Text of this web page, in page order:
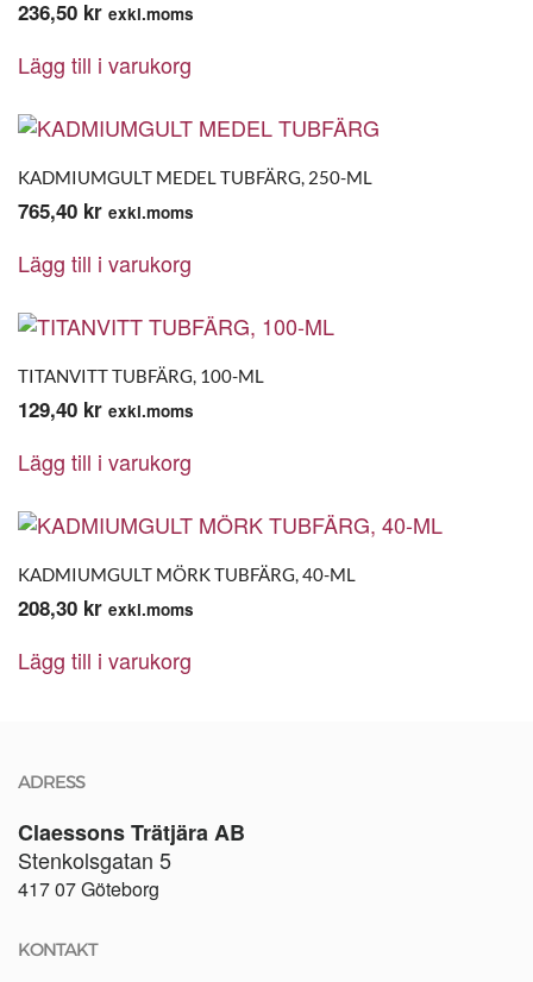
236,50 kr exkl.moms
Lägg till i varukorg
KADMIUMGULT MEDEL TUBFÄRG, 250-ML
765,40 kr exkl.moms
Lägg till i varukorg
TITANVITT TUBFÄRG, 100-ML
129,40 kr exkl.moms
Lägg till i varukorg
KADMIUMGULT MÖRK TUBFÄRG, 40-ML
208,30 kr exkl.moms
Lägg till i varukorg
ADRESS
Claessons Trätjära AB
Stenkolsgatan 5
417 07 Göteborg
KONTAKT